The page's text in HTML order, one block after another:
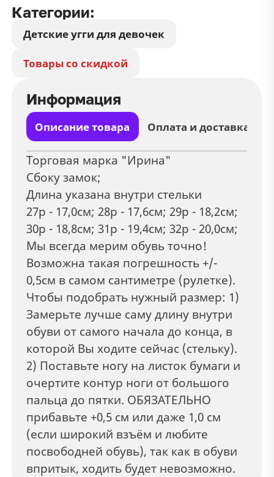
Категории:
Детские угги для девочек
Товары со скидкой
Информация
Описание товара Оплата и доставка
Торговая марка "Ирина"
Сбоку замок;
Длина указана внутри стельки
27р - 17,0см; 28р - 17,6см; 29р - 18,2см;
30р - 18,8см; 31р - 19,4см; 32р - 20,0см;
Мы всегда мерим обувь точно!
Возможна такая погрешность +/-
0,5см в самом сантиметре (рулетке).
Чтобы подобрать нужный размер: 1)
Замерьте лучше саму длину внутри
обуви от самого начала до конца, в
которой Вы ходите сейчас (стельку).
2) Поставьте ногу на листок бумаги и
очертите контур ноги от большого
пальца до пятки. ОБЯЗАТЕЛЬНО
прибавьте +0,5 см или даже 1,0 см
(если широкий взъём и любите
посвободней обувь), так как в обуви
впритык, ходить будет невозможно.